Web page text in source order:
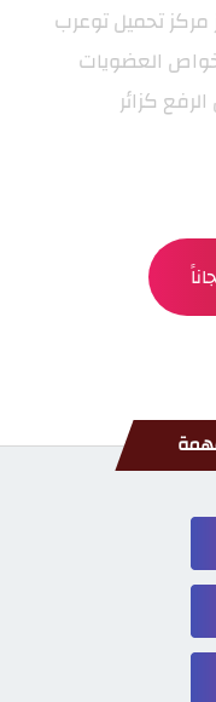
مركز تحميل توعرب
العضويات
كزائر